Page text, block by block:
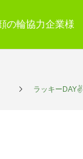
の輪協力企業様
ラッキーDAY✌